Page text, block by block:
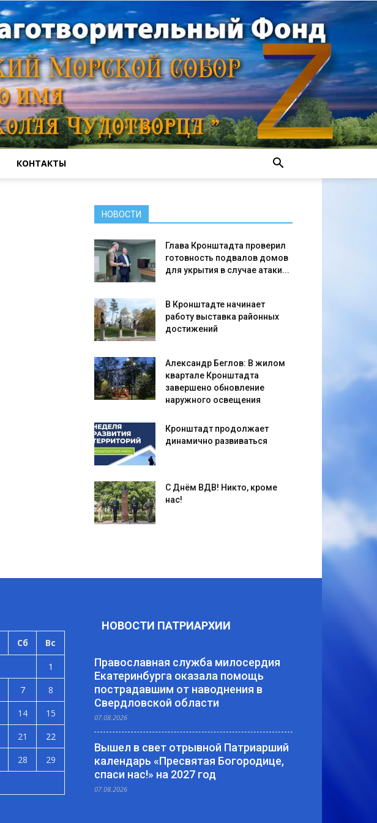
КОНТАКТЫ
НОВОСТИ
Глава Кронштадта проверил
готовность подвалов домов
для укрытия в случае атаки...
В Кронштадте начинает
работу выставка районных
достижений
Александр Беглов: В жилом
квартале Кронштадта
завершено обновление
наружного освещения
Кронштадт продолжает
динамично развиваться
С Днём ВДВ! Никто, кроме
нас!
Сб Вс
1
7
8
14
15
21
22
28
29
НОВОСТИ ПАТРИАРХИИ
Православная служба милосердия
Екатеринбурга оказала помощь
пострадавшим от наводнения в
Свердловской области
07.08.2026
Вышел в свет отрывной Патриарший
календарь «Пресвятая Богородице,
спаси нас!» на 2027 год
07.08.2026